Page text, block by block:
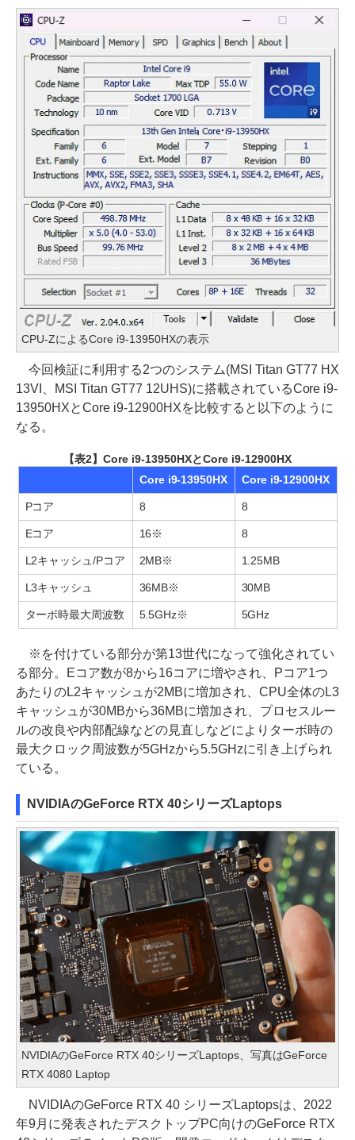
CPU-ZによるCore i9-13950HXの表示
今回検証に利用する2つのシステム(MSI Titan GT77 HX
13VI、MSI Titan GT77 12UHS)に搭載されているCore i9-
13950HXとCore i9-12900HXを比較すると以下のように
なる。
【表2】Core i9-13950HXとCore i9-12900HX
Core i9-13950HX
Core i9-12900HX
Pコア 8 8
Eコア 16※ 8
L2キャッシュ/Pコア 2MB※ 1.25MB
L3キャッシュ 36MB※ 30MB
ターボ時最大周波数 5.5GHz※ 5GHz
※を付けている部分が第13世代になって強化されてい
る部分。Eコア数が8から16コアに増やされ、Pコア1つ
あたりのL2キャッシュが2MBに増加され、CPU全体のL3
キャッシュが30MBから36MBに増加され、プロセスルー
ルの改良や内部配線などの見直しなどによりターボ時の
最大クロック周波数が5GHzから5.5GHzに引き上げられ
ている。
NVIDIAのGeForce RTX 40シリーズLaptops
NVIDIAのGeForce RTX 40シリーズLaptops、写真はGeForce
RTX 4080 Laptop
NVIDIAのGeForce RTX 40 シリーズLaptopsは、2022
年9月に発表されたデスクトップPC向けのGeForce RTX